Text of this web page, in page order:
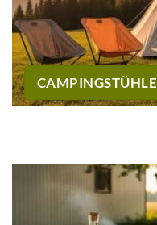
CAMPINGSTÜHLE